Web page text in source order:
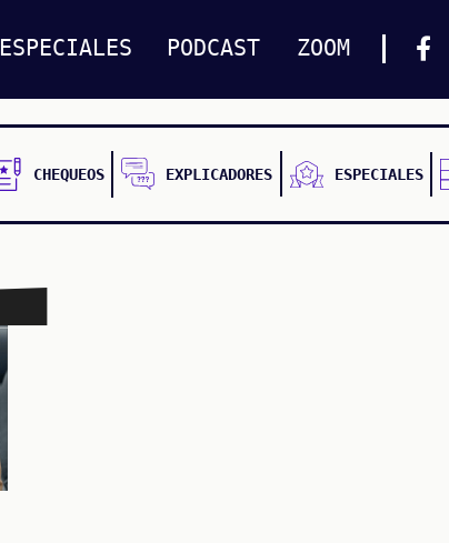
ESPECIALES PODCAST ZOOM
CHEQUEOS EXPLICADORES ESPECIALES